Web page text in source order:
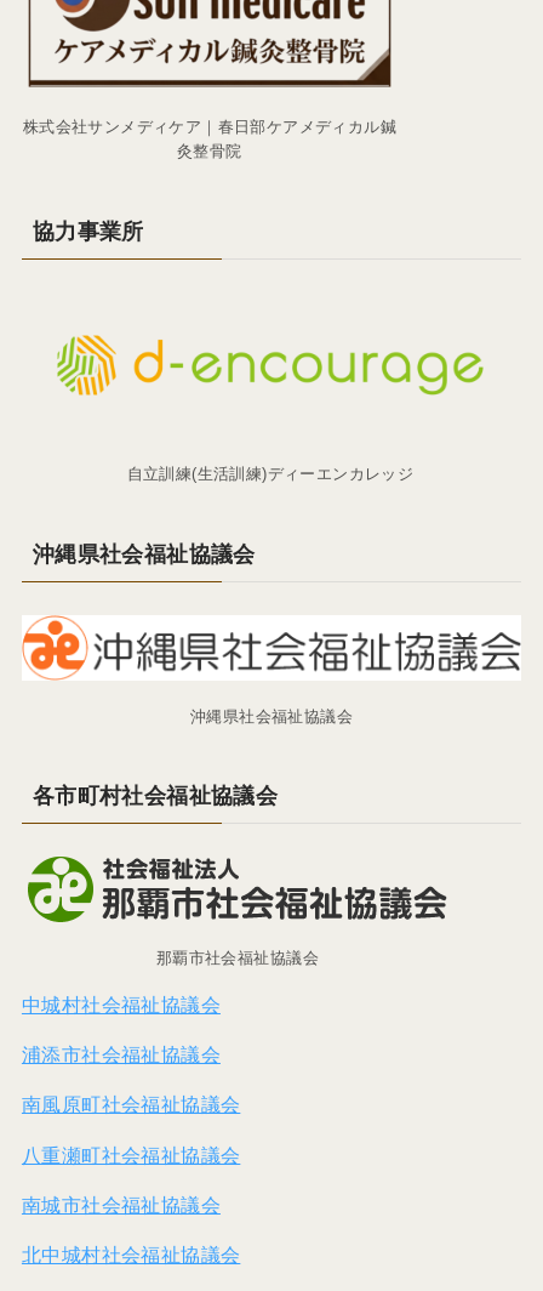
株式会社サンメディケア｜春日部ケアメディカル鍼
灸整骨院
協力事業所
自立訓練(生活訓練)ディーエンカレッジ
沖縄県社会福祉協議会
沖縄県社会福祉協議会
各市町村社会福祉協議会
那覇市社会福祉協議会
中城村社会福祉協議会
浦添市社会福祉協議会
南風原町社会福祉協議会
八重瀬町社会福祉協議会
南城市社会福祉協議会
北中城村社会福祉協議会